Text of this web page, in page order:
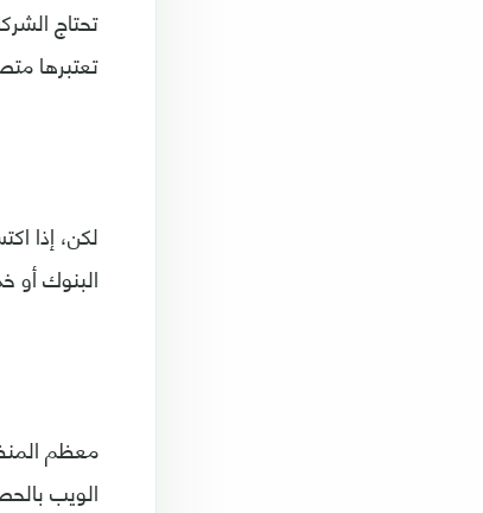
تحتاج
تعتبرها
لكن، إذا
البنوك أو
معظم
الويب